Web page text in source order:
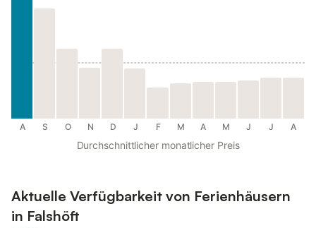
A S O N D J F M A M J J A
Durchschnittlicher monatlicher Preis
Aktuelle Verfügbarkeit von Ferienhäusern
in Falshöft